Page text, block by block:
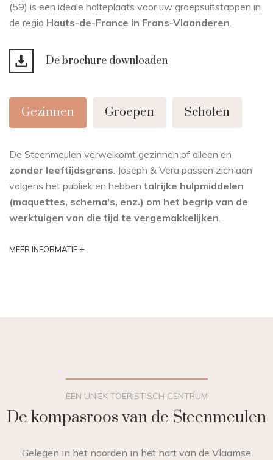
(59) is een ideale halteplaats voor uw groepsuitstappen in
de regio Hauts-de-France in Frans-Vlaanderen.
De brochure downloaden
Gezinnen Groepen Scholen
De Steenmeulen verwelkomt gezinnen of alleen en
zonder leeftijdsgrens. Joseph & Vera passen zich aan
volgens het publiek en hebben talrijke hulpmiddelen
(maquettes, schema's, enz.) om het begrip van de
werktuigen van die tijd te vergemakkelijken.
MEER INFORMATIE+
EEN UNIEK TOERISTISCH CENTRUM
De kompasroos van de Steenmeulen
Gelegen in het noorden in het hart van de Vlaamse